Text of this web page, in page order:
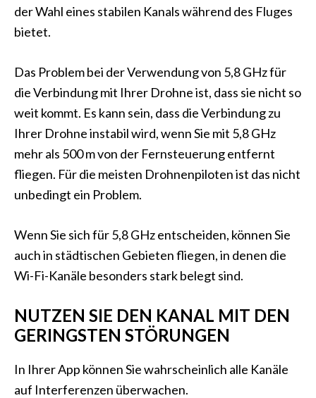
der Wahl eines stabilen Kanals während des Fluges
bietet.
Das Problem bei der Verwendung von 5,8 GHz für
die Verbindung mit Ihrer Drohne ist, dass sie nicht so
weit kommt. Es kann sein, dass die Verbindung zu
Ihrer Drohne instabil wird, wenn Sie mit 5,8 GHz
mehr als 500 m von der Fernsteuerung entfernt
fliegen. Für die meisten Drohnenpiloten ist das nicht
unbedingt ein Problem.
Wenn Sie sich für 5,8 GHz entscheiden, können Sie
auch in städtischen Gebieten fliegen, in denen die
Wi-Fi-Kanäle besonders stark belegt sind.
NUTZEN SIE DEN KANAL MIT DEN
GERINGSTEN STÖRUNGEN
In Ihrer App können Sie wahrscheinlich alle Kanäle
auf Interferenzen überwachen.